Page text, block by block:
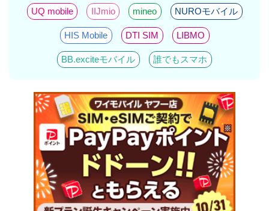
UQ mobile IIJmio mineo NUROモバイル
HIS Mobile DTI SIM LIBMO
BB.exciteモバイル 誰でもスマホ